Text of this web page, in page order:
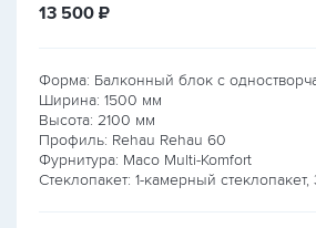
13 500 руб.
₽
Форма: Балконный блок с
Ширина: 1500 мм
Высота: 2100 мм
Профиль: Rehau Rehau 60
Фурнитура: Maco Multi-Komfort
Стеклопакет: 1-камерный